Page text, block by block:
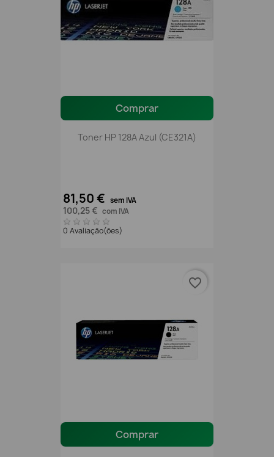
Comprar
Toner HP 128A Azul (CE321A)
81,50 € sem IVA
100,25 € com IVA
0 Avaliação(ões)
Comprar
favorite_border